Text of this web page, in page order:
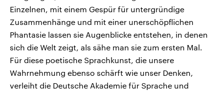
Einzelnen, mit einem Gespür für untergründige
Zusammenhänge und mit einer unerschöpflichen
Phantasie lassen sie Augenblicke entstehen, in denen
sich die Welt zeigt, als sähe man sie zum ersten Mal.
Für diese poetische Sprachkunst, die unsere
Wahrnehmung ebenso schärft wie unser Denken,
verleiht die Deutsche Akademie für Sprache und